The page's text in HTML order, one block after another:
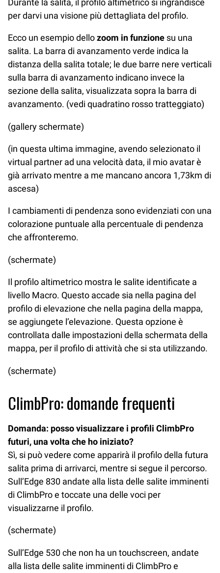
Durante la salita, il profilo altimetrico si ingrandisce
per darvi una visione più dettagliata del profilo.
Ecco un esempio dellozoom in funzione su una
salita. La barra di avanzamento verde indica la
distanza della salita totale; le due barre nere verticali
sulla barra di avanzamento indicano invece la
sezione della salita, visualizzata sopra la barra di
avanzamento. (vedi quadratino rosso tratteggiato)
(gallery schermate)
(in questa ultima immagine, avendo selezionato il
virtual partner ad una velocità data, il mio avatar è
già arrivato mentre a me mancano ancora 1,73km di
ascesa)
I cambiamenti di pendenza sono evidenziati con una
colorazione puntuale alla percentuale di pendenza
che affronteremo.
(schermate)
Il profilo altimetrico mostra le salite identificate a
livello Macro. Questo accade sia nella pagina del
profilo di elevazione che nella pagina della mappa,
se aggiungete l’elevazione. Questa opzione è
controllata dalle impostazioni della schermata della
mappa, per il profilo di attività che si sta utilizzando.
(schermate)
ClimbPro: domande frequenti
Domanda: posso visualizzare i profili ClimbPro
futuri, una volta che ho iniziato?
Sì, si può vedere come apparirà il profilo della futura
salita prima di arrivarci, mentre si segue il percorso.
Sull’Edge 830 andate alla lista delle salite imminenti
di ClimbPro e toccate una delle voci per
visualizzarne il profilo.
(schermate)
Sull’Edge 530 che non ha un touchscreen, andate
alla lista delle salite imminenti di ClimbPro e